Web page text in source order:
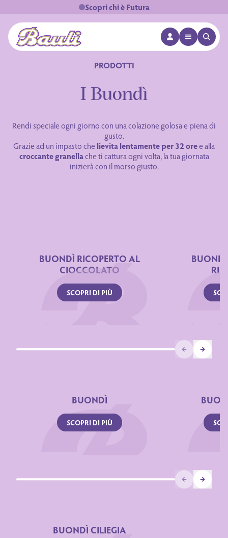
Scopri chi è Futura
Logo Bauli
APRI MENÙ
APRI
PRODOTTI
I Buondì
Rendi speciale ogni giorno con una colazione golosa e piena di
gusto.
Grazie ad un impasto chelievita lentamente per 32 oree alla
croccante granellache ti cattura ogni volta, la tua giornata
inizierà con il morso giusto.
BUONDÌ RICOPERTO AL
CIOCCOLATO
SCOPRI DI PIÙ
BUONDÌ
SCOPRI DI PIÙ
BUONDÌ CILIEGIA